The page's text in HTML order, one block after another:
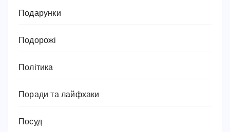
Подарунки
Подорожі
Політика
Поради та лайфхаки
Посуд